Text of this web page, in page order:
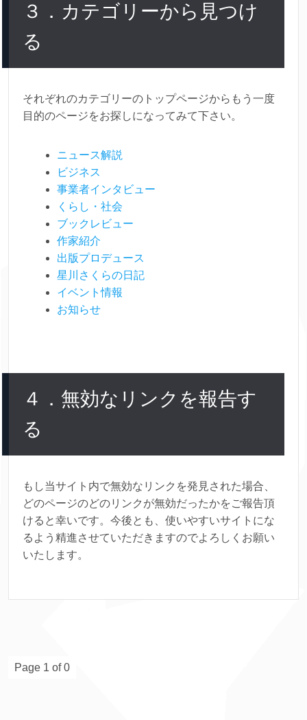
３．カテゴリーから見つけ
る
それぞれのカテゴリーのトップページからもう一度
目的のページをお探しになってみて下さい。
ニュース解説
ビジネス
事業者インタビュー
くらし・社会
ブックレビュー
作家紹介
出版プロデュース
星川さくらの日記
イベント情報
お知らせ
４．無効なリンクを報告す
る
もし当サイト内で無効なリンクを発見された場合、
どのページのどのリンクが無効だったかをご報告頂
けると幸いです。今後とも、使いやすいサイトにな
るよう精進させていただきますのでよろしくお願い
いたします。
Page 1 of 0